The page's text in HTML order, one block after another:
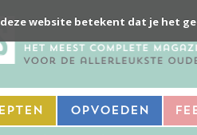
website betekent dat je het
Opvoeden